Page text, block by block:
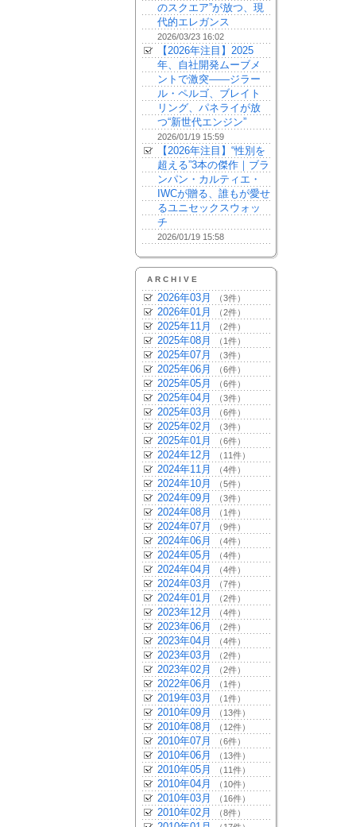
のスクエア”が放つ、現
代的エレガンス
2026/03/23 16:02
【2026年注目】2025
年、自社開発ムーブメ
ントで激突——ジラー
ル・ペルゴ、ブレイト
リング、パネライが放
つ“新世代エンジン”
2026/01/19 15:59
【2026年注目】“性別を
超える”3本の傑作｜ブラ
ンパン・カルティエ・
IWCが贈る、誰もが愛せ
るユニセックスウォッ
チ
2026/01/19 15:58
ARCHIVE
2026年03月 （3件）
2026年01月 （2件）
2025年11月 （2件）
2025年08月 （1件）
2025年07月 （3件）
2025年06月 （6件）
2025年05月 （6件）
2025年04月 （3件）
2025年03月 （6件）
2025年02月 （3件）
2025年01月 （6件）
2024年12月 （11件）
2024年11月 （4件）
2024年10月 （5件）
2024年09月 （3件）
2024年08月 （1件）
2024年07月 （9件）
2024年06月 （4件）
2024年05月 （4件）
2024年04月 （4件）
2024年03月 （7件）
2024年01月 （2件）
2023年12月 （4件）
2023年06月 （2件）
2023年04月 （4件）
2023年03月 （2件）
2023年02月 （2件）
2022年06月 （1件）
2019年03月 （1件）
2010年09月 （13件）
2010年08月 （12件）
2010年07月 （6件）
2010年06月 （13件）
2010年05月 （11件）
2010年04月 （10件）
2010年03月 （16件）
2010年02月 （8件）